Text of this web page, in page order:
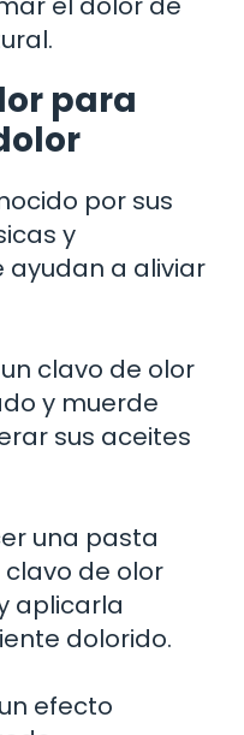
para
por sus
y
a aliviar
clavo de olor
y muerde
sus aceites
una pasta
de olor
aplicarla
dolorido.
efecto